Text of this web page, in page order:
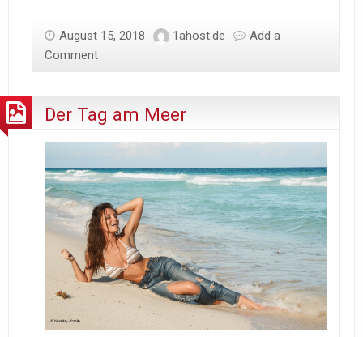
August 15, 2018 1ahost.de
Add a
Comment
Der Tag am Meer